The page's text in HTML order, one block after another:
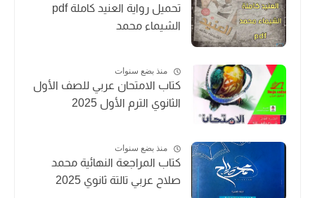
تحميل رواية العنيد كاملة pdf
الشيماء محمد
منذ بضع سنوات
كتاب الامتحان عربي للصف الأول
الثانوي الترم الأول 2025
منذ بضع سنوات
كتاب المراجعة النهائية محمد
صلاح عربي تالتة ثانوي 2025